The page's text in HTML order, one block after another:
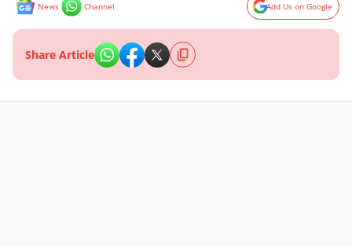
News Channel Add Us on Google
Share Article